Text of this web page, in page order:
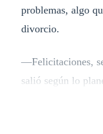
problemas, algo
divorcio.
—Felicitaciones,
salió según lo